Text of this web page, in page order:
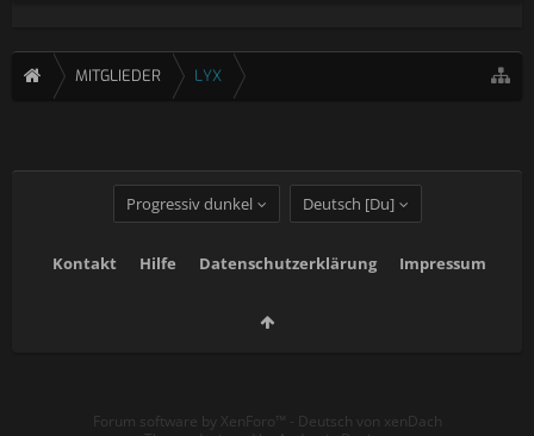
MITGLIEDER LYX
Progressiv dunkel Deutsch [Du]
Kontakt Hilfe Datenschutzerklärung Impressum
Forum software by XenForo™ - Deutsch von xenDach